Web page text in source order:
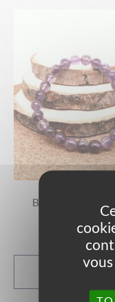
BRACELET
AMÉTHYSTE
15,00€
CHOIX DES